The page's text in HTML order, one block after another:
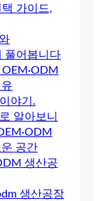
가이드,
풀어봅니다
야기.
알아보니
공간
생산공
생산공장